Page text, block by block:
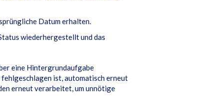
Datum erhalten.
wiederhergestellt und das
eine Hintergrundaufgabe
ist, automatisch erneut
erneut verarbeitet, um unnötige